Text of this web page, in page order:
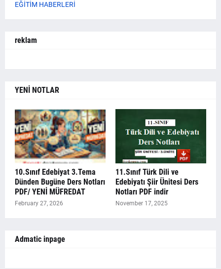
EĞİTİM HABERLERİ
reklam
YENİ NOTLAR
10.Sınıf Edebiyat 3.Tema
Dünden Bugüne Ders Notları
PDF/ YENİ MÜFREDAT
February 27, 2026
11.Sınıf Türk Dili ve
Edebiyatı Şiir Ünitesi Ders
Notları PDF indir
November 17, 2025
Admatic inpage